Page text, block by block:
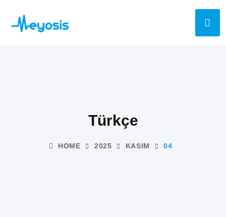
Türkçe
HOME 2025 KASIM 04